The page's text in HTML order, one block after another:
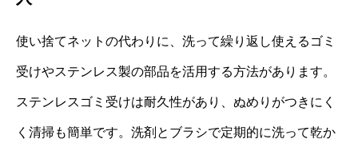
使い捨てネットの代わりに、洗って繰り返し使えるゴミ
受けやステンレス製の部品を活用する方法があります。
ステンレスゴミ受けは耐久性があり、ぬめりがつきにく
く清掃も簡単です。洗剤とブラシで定期的に洗って乾か